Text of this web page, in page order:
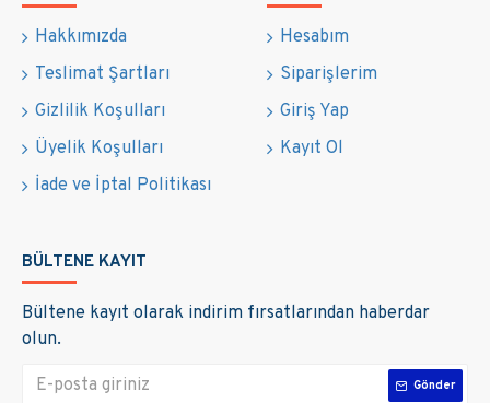
Hakkımızda
Teslimat Şartları
Gizlilik Koşulları
Üyelik Koşulları
İade ve İptal Politikası
Hesabım
Siparişlerim
Giriş Yap
Kayıt Ol
BÜLTENE KAYIT
Bültene kayıt olarak indirim fırsatlarından haberdar
olun.
Gönder